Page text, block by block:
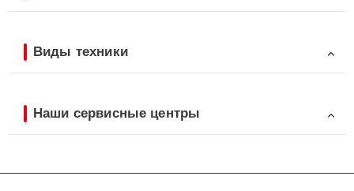
Виды техники
Наши сервисные центры